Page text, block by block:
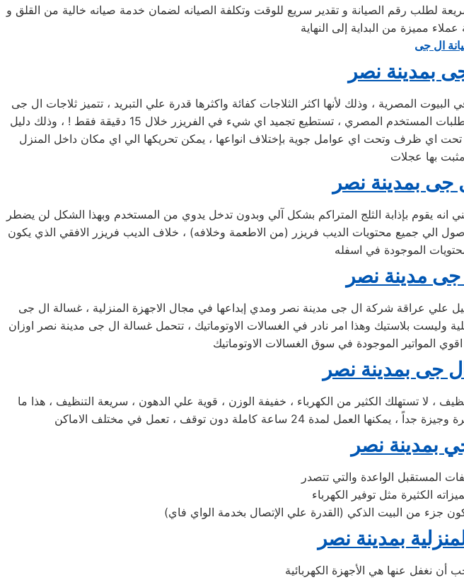
لطلب رقم الصيانة و تقدير سريع للوقت وتكلفة الصيانه لضمان خدمة صيانه خالية من القلق و
ال جى
بمدينة نصر
المصرية ، وذلك لأنها اكثر الثلاجات كفائة واكثرها قدرة علي التبريد ، تتميز ثلاجات ال جى
مدينة نصر بأحجامها المختلفة فمنها صغيرة الحجم بسعة كبيرة ومنها الكبيرة بسعة اكبر لتناسب جميع متطلبات المستخدم المصري ، تستطيع تجميد اي شيء في الفريزر خلال 15 دقيقة فقط ! ، وذلك دليل
تحت اي ظرف وتحت اي عوامل جوية بإختلاف انواعها ، يمكن تحريكها الي اي مكان داخل المنزل
بها عجلات
جى بمدينة نصر
يقوم بإذابة الثلج المتراكم بشكل آلي وبدون تدخل يدوي من المستخدم وبهذا الشكل لن يضطر
الي جميع محتويات الديب فريزر (من الاطعمة وخلافه) ، خلاف الديب فريزر الافقي الذي يكون
مدينة نصر
دليل علي عراقة شركة ال جى مدينة نصر ومدي إبداعها في مجال الاجهزة المنزلية ، غسالة ال جى
بلاستيك وهذا امر نادر في الغسالات الاوتوماتيك ، تتحمل غسالة ال جى مدينة نصر اوزان
جى بمدينة نصر
، لا تستهلك الكثير من الكهرباء ، خفيفة الوزن ، قوية علي الدهون ، سريعة التنظيف ، هذا ما
بمدينة نصر
المستقبل الواعدة والتي تتصدر
جزء من البيت الذكي (القدرة علي الإتصال بخدمة الواي فاي)
بمدينة نصر
أن نغفل عنها هي الأجهزة الكهربائية